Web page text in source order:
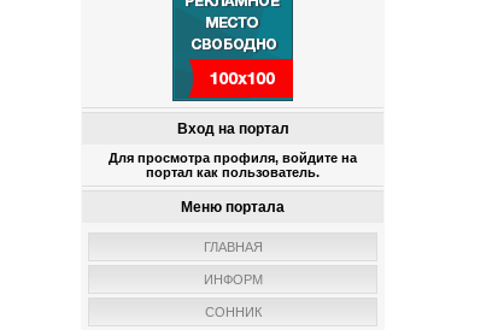
Вход на портал
Для просмотра профиля, войдите на
портал как пользователь.
Меню портала
ГЛАВНАЯ
ИНФОРМ
СОННИК